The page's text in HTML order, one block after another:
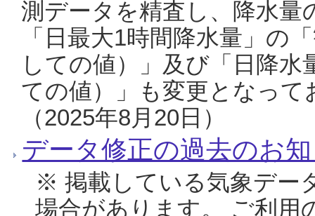
測データを精査し、降水
「日最大1時間降水量」の
しての値）」及び「日降
ての値）」も変更となっ
（2025年8月20日）
データ修正の過去のお
※ 掲載している気象デー
場合があります。 ご利用